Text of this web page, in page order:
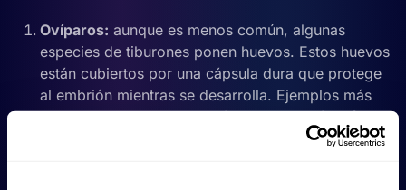
Ovíparos: aunque es menos común, algunas
especies de tiburones ponen huevos. Estos huevos
están cubiertos por una cápsula dura que protege
al embrión mientras se desarrolla. Ejemplos más
conocidos de tiburones ovíparos sonel tiburón
bambú, el tiburón cebra o el tiburón suño